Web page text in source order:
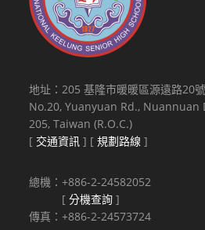
地址：205 基隆市暖暖區源遠路20號
No.20, Yuanyuan Rd., Nuannuan
205, Taiwan (R.O.C.)
[ 交通資訊 ] [規劃路線 ]
總機：+886-2-24582052
[分機查詢 ]
傳真：+886-2-24573724